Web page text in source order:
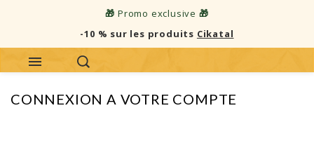
🎁 Promo exclusive 🎁
-10 % sur les produits Cikatal
CONNEXION A VOTRE COMPTE